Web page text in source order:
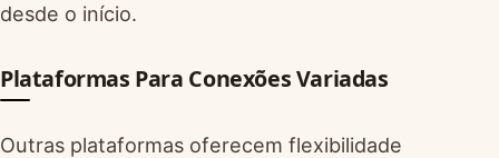
desde o início.
Plataformas Para Conexões Variadas
Outras plataformas oferecem flexibilidade